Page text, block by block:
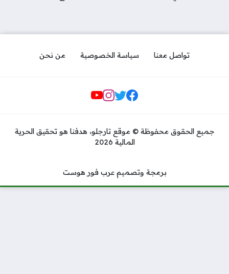
تواصل معنا سياسة الخصوصية من نحن
مواقع التواصل
جميع الحقوق محفوظة © موقع تارجلو، هدفنا هو تحقيق الحرية
المالية 2026
برمجة وتصميم عرب فور هوست